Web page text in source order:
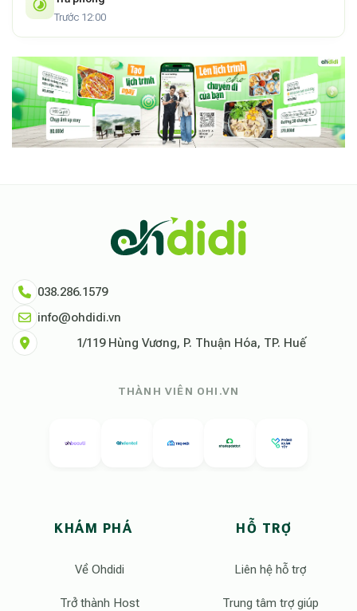
Trước 12:00
038.286.1579
info@ohdidi.vn
1/119 Hùng Vương, P. Thuận Hóa, TP. Huế
THÀNH VIÊN OHI.VN
KHÁM PHÁ
Về Ohdidi
Trở thành Host
HỖ TRỢ
Liên hệ hỗ trợ
Trung tâm trợ giúp